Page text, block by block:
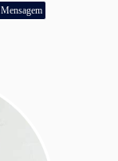
Mensagem